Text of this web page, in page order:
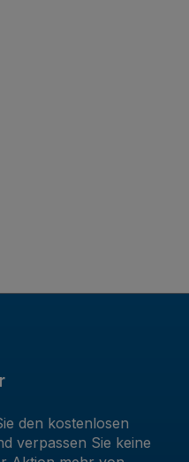
den kostenlosen
verpassen Sie keine